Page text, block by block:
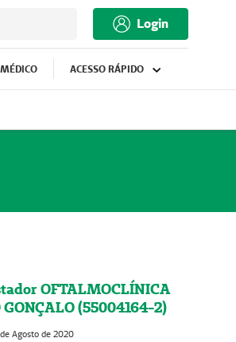
Login
ACESSO RÁPIDO
OFTALMOCLÍNICA
GONÇALO (55004164-2)
Agosto de 2020